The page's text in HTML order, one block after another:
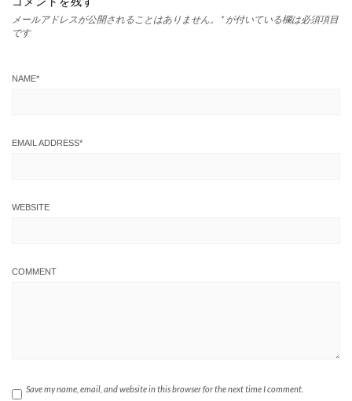
メールアドレスが公開されることはありません。 * が付いている欄は必須項目
です
NAME*
EMAIL ADDRESS*
WEBSITE
COMMENT
Save my name, email, and website in this browser for the next time I comment.